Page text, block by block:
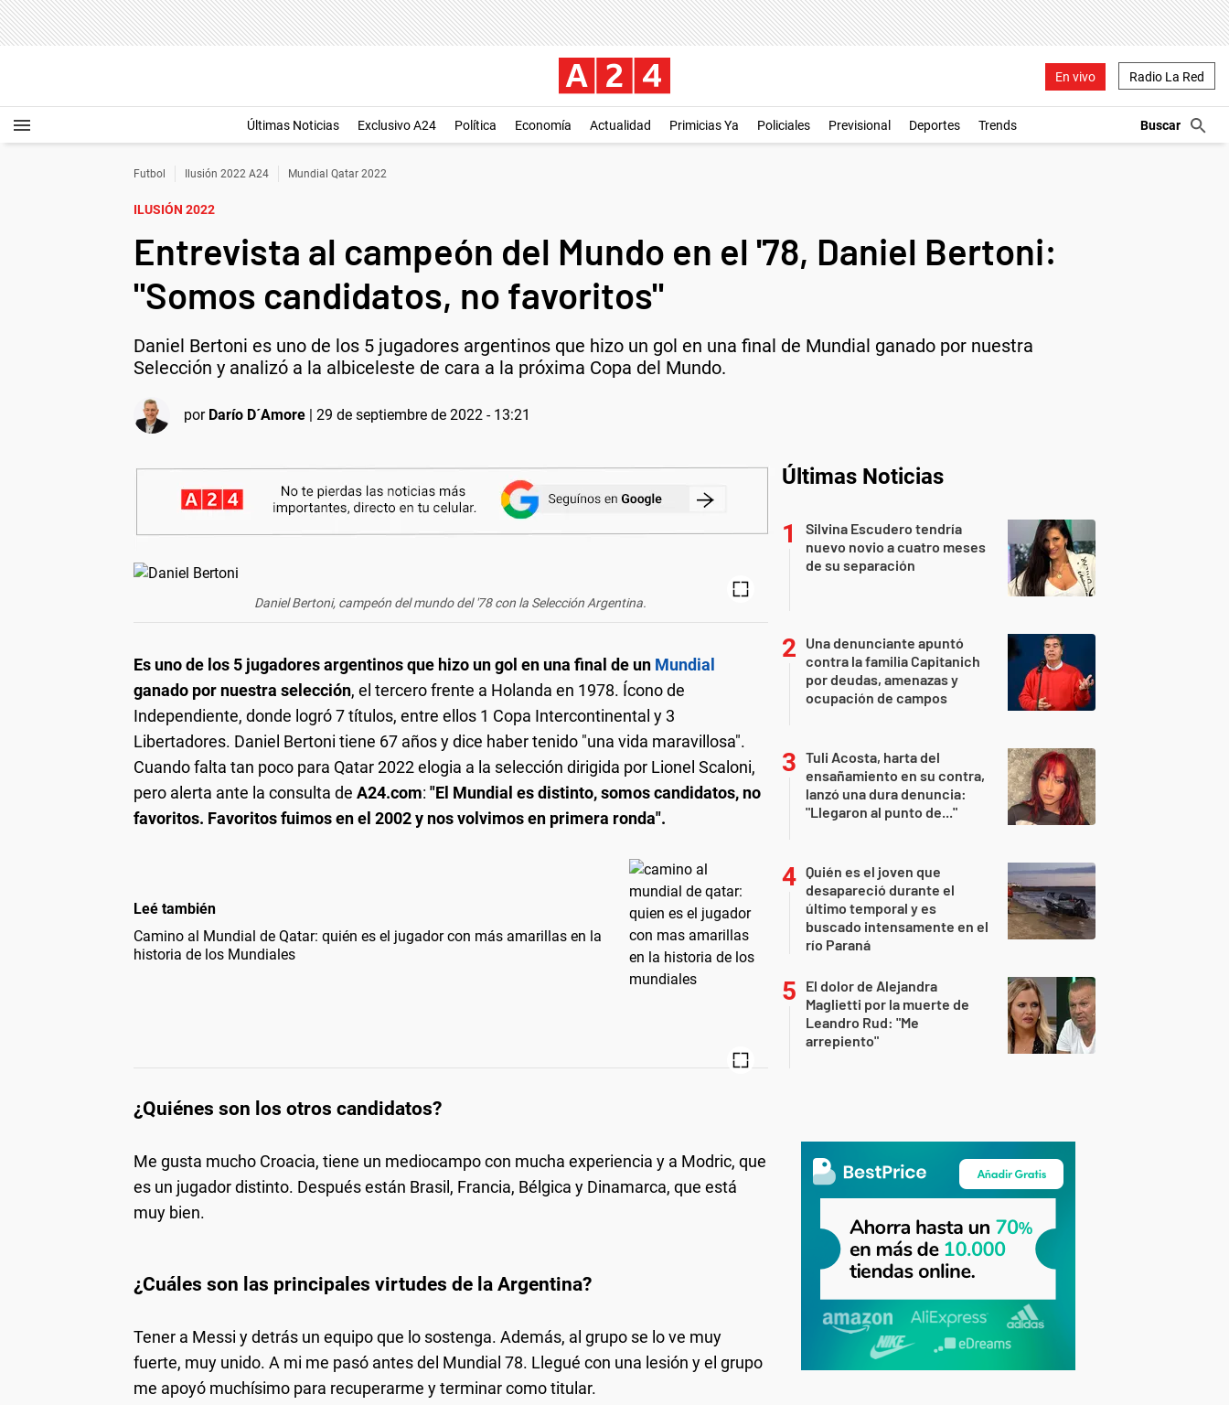
En vivo Radio La Red
Últimas Noticias Exclusivo A24 Política Economía Actualidad Primicias Ya Policiales Previsional Deportes Trends
Futbol Ilusión 2022 A24 Mundial Qatar 2022
ILUSIÓN 2022
Entrevista al campeón del Mundo en el '78, Daniel Bertoni:
"Somos candidatos, no favoritos"
Daniel Bertoni es uno de los 5 jugadores argentinos que hizo un gol en una final de Mundial ganado por nuestra
Selección y analizó a la albiceleste de cara a la próxima Copa del Mundo.
por Darío D´Amore | 29 de septiembre de 2022 - 13:21
Daniel Bertoni, campeón del mundo del '78 con la Selección Argentina.
Es uno de los 5 jugadores argentinos que hizo un gol en una final de un Mundial
ganado por nuestra selección, el tercero frente a Holanda en 1978. Ícono de
Independiente, donde logró 7 títulos, entre ellos 1 Copa Intercontinental y 3
Libertadores. Daniel Bertoni tiene 67 años y dice haber tenido "una vida maravillosa".
Cuando falta tan poco para Qatar 2022 elogia a la selección dirigida por Lionel Scaloni,
pero alerta ante la consulta de A24.com: "El Mundial es distinto, somos candidatos, no
favoritos. Favoritos fuimos en el 2002 y nos volvimos en primera ronda".
Leé también
Camino al Mundial de Qatar: quién es el jugador con más amarillas en la
historia de los Mundiales
¿Quiénes son los otros candidatos?
Me gusta mucho Croacia, tiene un mediocampo con mucha experiencia y a Modric, que
es un jugador distinto. Después están Brasil, Francia, Bélgica y Dinamarca, que está
muy bien.
¿Cuáles son las principales virtudes de la Argentina?
Tener a Messi y detrás un equipo que lo sostenga. Además, al grupo se lo ve muy
fuerte, muy unido. A mi me pasó antes del Mundial 78. Llegué con una lesión y el grupo
me apoyó muchísimo para recuperarme y terminar como titular.
Últimas Noticias
Silvina Escudero tendría
nuevo novio a cuatro meses
de su separación
Una denunciante apuntó
contra la familia Capitanich
por deudas, amenazas y
ocupación de campos
Tuli Acosta, harta del
ensañamiento en su contra,
lanzó una dura denuncia:
"Llegaron al punto de..."
Quién es el joven que
desapareció durante el
último temporal y es
buscado intensamente en el
río Paraná
El dolor de Alejandra
Maglietti por la muerte de
Leandro Rud: "Me
arrepiento"